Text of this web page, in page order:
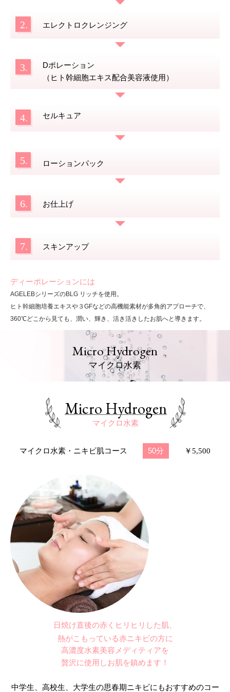
2. エレクトロクレンジング
3.
Dポレーション
（ヒト幹細胞エキス配合美容液使用）
4. セルキュア
5. ローションパック
6. お仕上げ
7. スキンアップ
ディーポレーションには
AGELEBシリーズのBLG リッチを使用。
ヒト幹細胞培養エキスや３GFなどの高機能素材が多角的アプローチで、
360℃どこから見て も、 潤い、輝き、活き活きしたお肌へと 導きます。
Micro Hydrogen
マイクロ水素
Micro Hydrogen
マイクロ水素
マイクロ水素・ニキビ肌コース 50分 ￥5,500
日焼け直後の赤くヒリヒリした肌、
熱がこもっている赤ニキビの方に
高濃度水素美容メディティアを
贅沢に使用しお肌を鎮めます！
中学生、高校生、大学生の思春期ニキビにもおすすめのコー